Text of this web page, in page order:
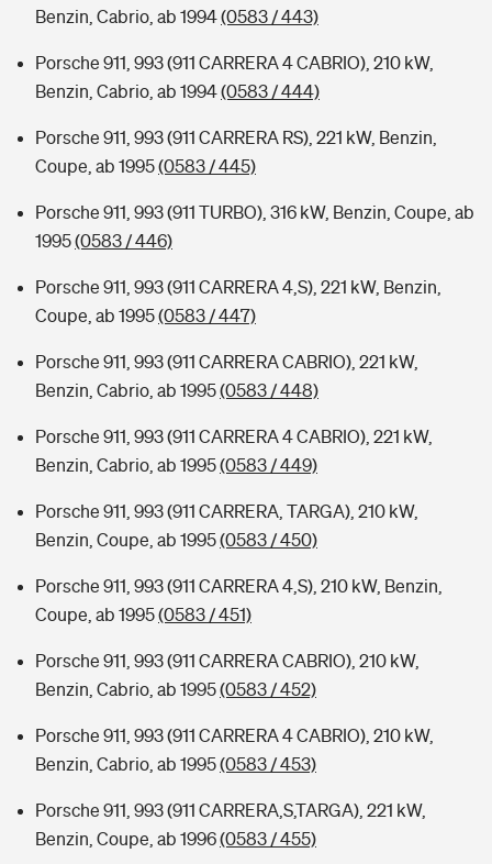
Benzin, Cabrio, ab 1994(0583 / 443)
Porsche 911, 993 (911 CARRERA 4 CABRIO), 210 kW,
Benzin, Cabrio, ab 1994(0583 / 444)
Porsche 911, 993 (911 CARRERA RS), 221 kW, Benzin,
Coupe, ab 1995(0583 / 445)
Porsche 911, 993 (911 TURBO), 316 kW, Benzin, Coupe, ab
1995(0583 / 446)
Porsche 911, 993 (911 CARRERA 4,S), 221 kW, Benzin,
Coupe, ab 1995(0583 / 447)
Porsche 911, 993 (911 CARRERA CABRIO), 221 kW,
Benzin, Cabrio, ab 1995(0583 / 448)
Porsche 911, 993 (911 CARRERA 4 CABRIO), 221 kW,
Benzin, Cabrio, ab 1995(0583 / 449)
Porsche 911, 993 (911 CARRERA, TARGA), 210 kW,
Benzin, Coupe, ab 1995(0583 / 450)
Porsche 911, 993 (911 CARRERA 4,S), 210 kW, Benzin,
Coupe, ab 1995(0583 / 451)
Porsche 911, 993 (911 CARRERA CABRIO), 210 kW,
Benzin, Cabrio, ab 1995(0583 / 452)
Porsche 911, 993 (911 CARRERA 4 CABRIO), 210 kW,
Benzin, Cabrio, ab 1995(0583 / 453)
Porsche 911, 993 (911 CARRERA,S,TARGA), 221 kW,
Benzin, Coupe, ab 1996(0583 / 455)